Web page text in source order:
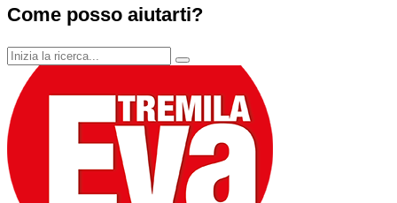
Come posso aiutarti?